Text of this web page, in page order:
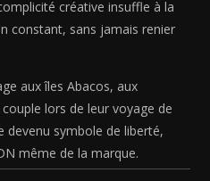
créative insuffle à la
constant, sans jamais renier
aux îles Abacos, aux
lors de leur voyage de
devenu symbole de liberté,
même de la marque.